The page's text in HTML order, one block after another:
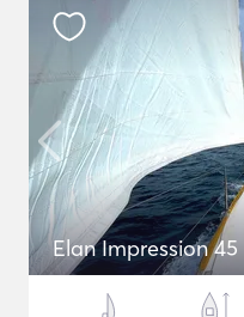
Elan Impression 45